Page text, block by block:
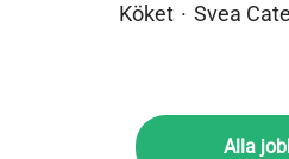
Köket · Svea
Alla